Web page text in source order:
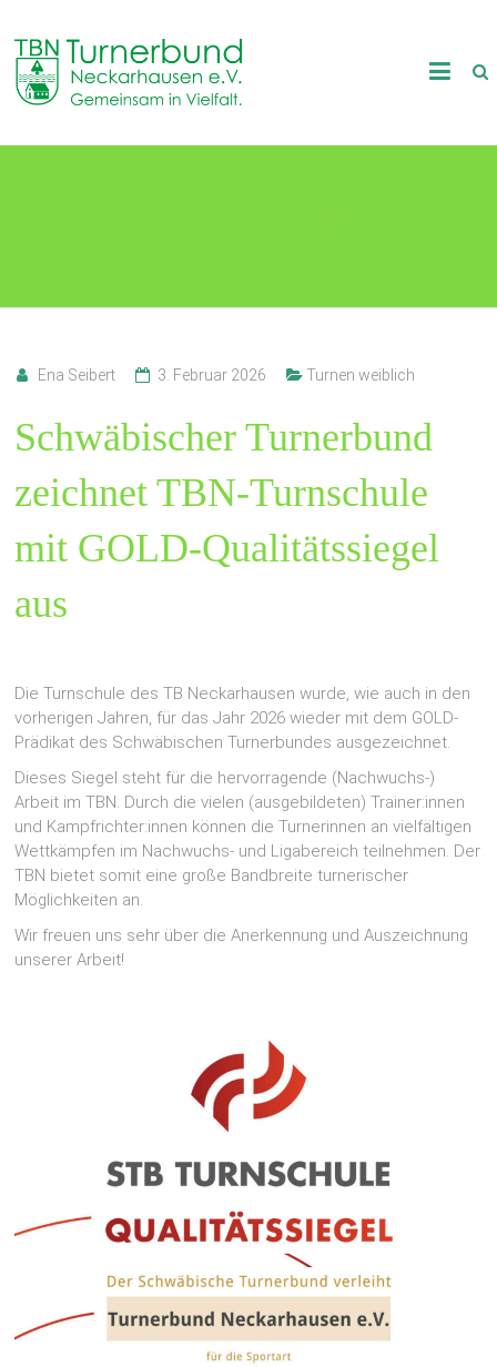
content
TB
Neckarhausen
Ena Seibert 3. Februar 2026 Turnen weiblich
Schwäbischer Turnerbund
zeichnet TBN-Turnschule
mit GOLD-Qualitätssiegel
aus
Die Turnschule des TB Neckarhausen wurde, wie auch in den
vorherigen Jahren, für das Jahr 2026 wieder mit dem GOLD-
Prädikat des Schwäbischen Turnerbundes ausgezeichnet.
Dieses Siegel steht für die hervorragende (Nachwuchs-)
Arbeit im TBN. Durch die vielen (ausgebildeten) Trainer:innen
und Kampfrichter:innen können die Turnerinnen an vielfältigen
Wettkämpfen im Nachwuchs- und Ligabereich teilnehmen. Der
TBN bietet somit eine große Bandbreite turnerischer
Möglichkeiten an.
Wir freuen uns sehr über die Anerkennung und Auszeichnung
unserer Arbeit!